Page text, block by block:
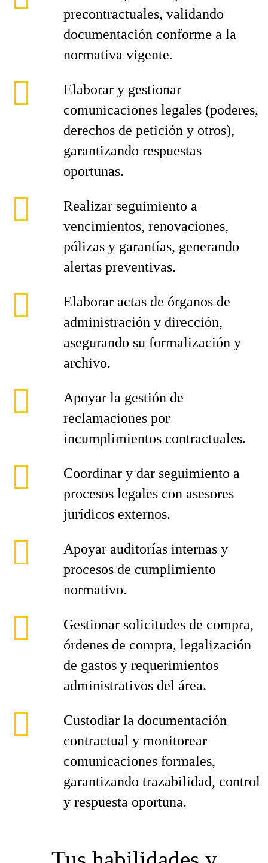
precontractuales, validando
documentación conforme a la
normativa vigente.
Elaborar y gestionar
comunicaciones legales (poderes,
derechos de petición y otros),
garantizando respuestas
oportunas.
Realizar seguimiento a
vencimientos, renovaciones,
pólizas y garantías, generando
alertas preventivas.
Elaborar actas de órganos de
administración y dirección,
asegurando su formalización y
archivo.
Apoyar la gestión de
reclamaciones por
incumplimientos contractuales.
Coordinar y dar seguimiento a
procesos legales con asesores
jurídicos externos.
Apoyar auditorías internas y
procesos de cumplimiento
normativo.
Gestionar solicitudes de compra,
órdenes de compra, legalización
de gastos y requerimientos
administrativos del área.
Custodiar la documentación
contractual y monitorear
comunicaciones formales,
garantizando trazabilidad, control
y respuesta oportuna.